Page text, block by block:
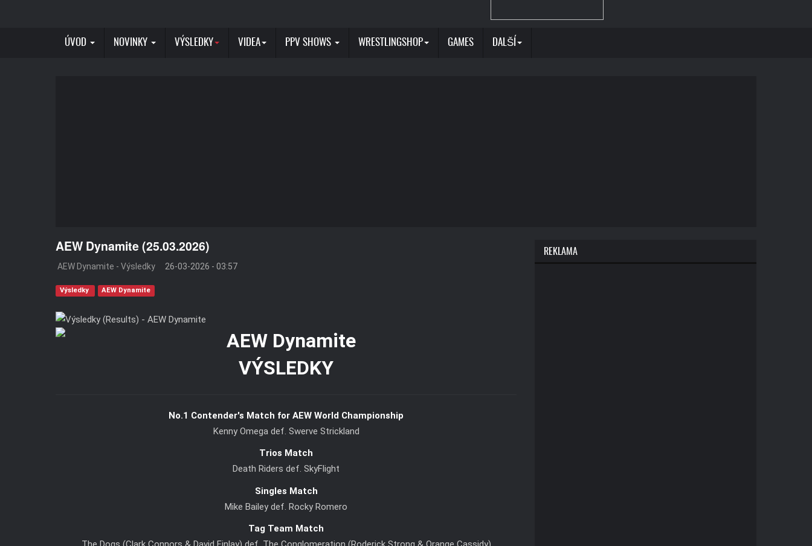
ÚVOD NOVINKY VÝSLEDKY VIDEA PPV SHOWS WRESTLINGSHOP GAMES DALŠÍ
AEW Dynamite (25.03.2026)
AEW Dynamite - Výsledky 26-03-2026 - 03:57
Výsledky AEW Dynamite
VÝSLEDKY
No.1 Contender's Match for AEW World Championship
Kenny Omega def. Swerve Strickland
Trios Match
Death Riders def. SkyFlight
Singles Match
Mike Bailey def. Rocky Romero
Tag Team Match
REKLAMA